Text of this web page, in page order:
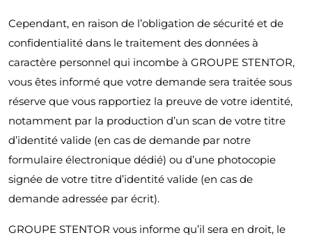
Cependant, en raison de l’obligation de sécurité et de
confidentialité dans le traitement des données à
caractère personnel qui incombe à GROUPE STENTOR,
vous êtes informé que votre demande sera traitée sous
réserve que vous rapportiez la preuve de votre identité,
notamment par la production d’un scan de votre titre
d’identité valide (en cas de demande par notre
formulaire électronique dédié) ou d’une photocopie
signée de votre titre d’identité valide (en cas de
demande adressée par écrit).
GROUPE STENTOR vous informe qu’il sera en droit, le